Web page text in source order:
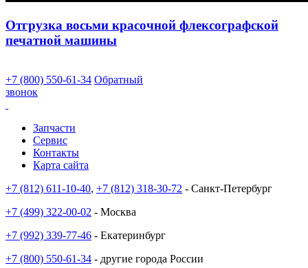
Отгрузка восьми красочной флексографской
печатной машины
+7 (800) 550-61-34 Обратный
звонок
Запчасти
Сервис
Контакты
Карта сайта
+7 (812) 611-10-40, +7 (812) 318-30-72 - Санкт-Петербург
+7 (499) 322-00-02 - Москва
+7 (992) 339-77-46 - Екатеринбург
+7 (800) 550-61-34 - другие города России